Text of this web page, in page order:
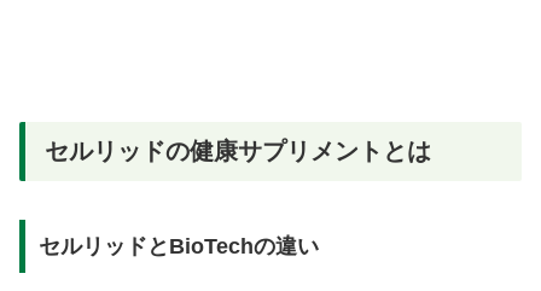
セルリッドの健康サプリメントとは
セルリッドとBioTechの違い